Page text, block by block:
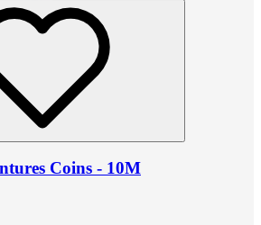
Coins - 10M